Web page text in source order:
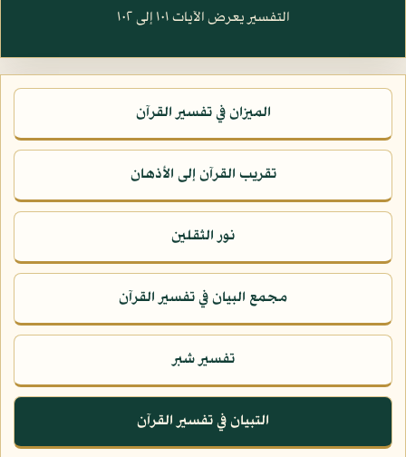
التفسير يعرض الآيات ١٠١ إلى ١٠٢
الميزان في تفسير القرآن
تقريب القرآن إلى الأذهان
نور الثقلين
مجمع البيان في تفسير القرآن
تفسير شبر
التبيان في تفسير القرآن